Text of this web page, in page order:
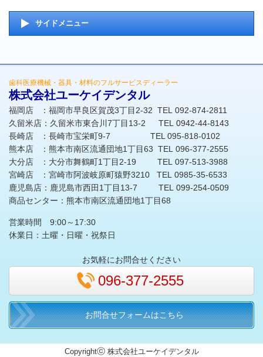
サイドメニュー
歯科医療機械・器具・材料のフルサービスディーラー
株式会社ユーケイデンタル
福岡店 ：福岡市早良区賀茂3丁目2-32 TEL 092-874-2811
久留米店：久留米市東合川7丁目13-2 TEL 0942-44-8143
長崎店 ：長崎市宝栄町9-7 TEL 095-818-0102
熊本店 ：熊本市南区流通団地1丁目63 TEL 096-377-2555
大分店 ：大分市舞鶴町1丁目2-19 TEL 097-513-3988
宮崎店 ：宮崎市阿波岐原町猿野3210 TEL 0985-35-6533
鹿児島店：鹿児島市西田1丁目13-7 TEL 099-254-0509
商品センター：熊本市南区流通団地1丁目68
営業時間 9:00～17:30
休業日：土曜・日曜・祝祭日
お気軽にお問合せください
096-377-2555
お問合せフォームはこちら
Copyrightⓒ 株式会社ユーケイデンタル